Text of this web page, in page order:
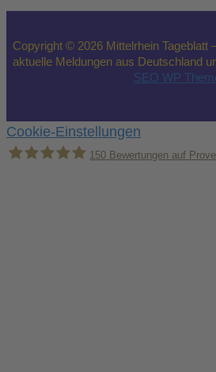
Copyright © 2026 Mittelrhein Tageblatt
aktuelle Meldungen aus Deutschland
SEO WP
Cookie-Einstellungen
150 Bewertungen auf